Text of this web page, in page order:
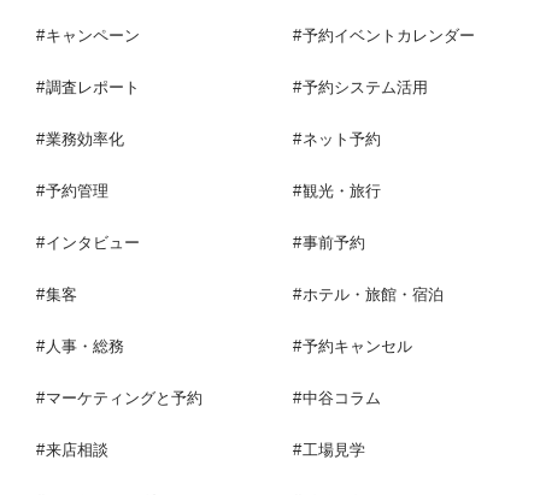
キャンペーン 予約イベントカレンダー
調査レポート 予約システム活用
業務効率化 ネット予約
予約管理 観光・旅行
インタビュー 事前予約
集客 ホテル・旅館・宿泊
人事・総務 予約キャンセル
マーケティングと予約 中谷コラム
来店相談 工場見学